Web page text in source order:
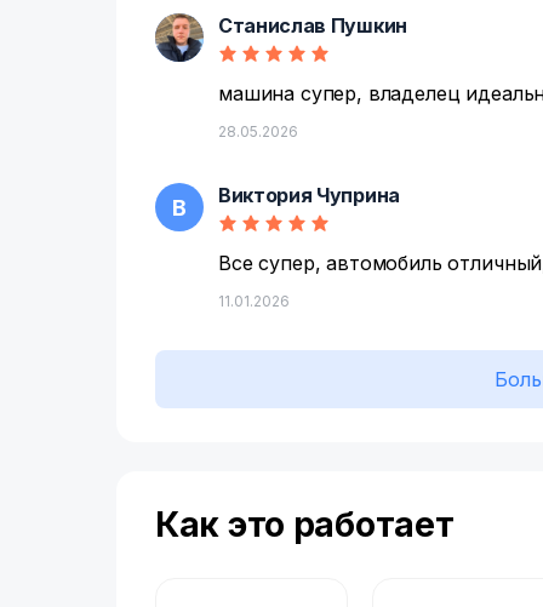
С Станислав Пушкин
машина супер, владелец
28.05.2026
В Виктория Чуприна
Все супер, автомобиль
11.01.2026
Как это работает